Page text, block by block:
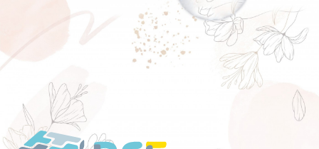
Перейти
к
содержанию